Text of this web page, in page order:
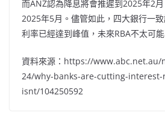
而ANZ認為降息將會推遲到2025年2
2025年5月。儘管如此，四大銀行一
利率已經達到峰值，未來RBA不太可
資料來源：https://www.abc.net.au/
24/why-banks-are-cutting-
isnt/104250592